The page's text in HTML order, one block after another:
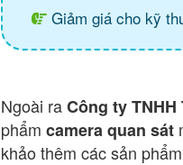
Giảm giá cho kỹ
Ngoài raCông ty TNHH
phẩm camera quan sát
khảo thêm các sản phẩm